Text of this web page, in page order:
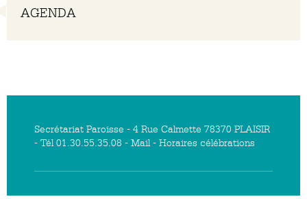
Navigation
AGENDA
Secrétariat Paroisse - 4 Rue Calmette 78370 PLAISIR
- Tél 01.30.55.35.08 - Mail- Horaires célébrations